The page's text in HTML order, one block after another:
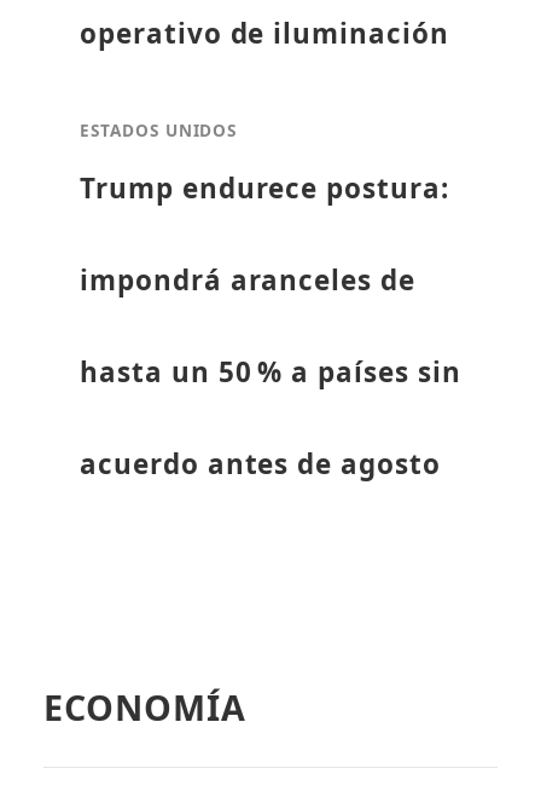
operativo de iluminación
ESTADOS UNIDOS
Trump endurece postura:
impondrá aranceles de
hasta un 50 % a países sin
acuerdo antes de agosto
ECONOMÍA